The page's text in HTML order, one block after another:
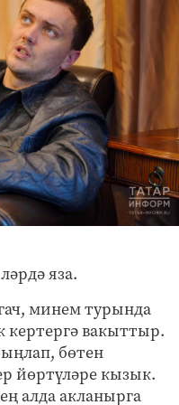
яза.
минем турында
кертергә вакыттыр.
бөтен
йөртүләре кызык.
алда акланырга